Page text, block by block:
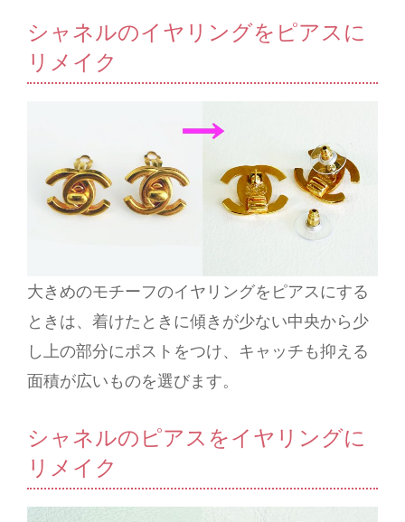
シャネルのイヤリングをピアスに
リメイク
大きめのモチーフのイヤリングをピアスにする
ときは、着けたときに傾きが少ない中央から少
し上の部分にポストをつけ、キャッチも抑える
面積が広いものを選びます。
シャネルのピアスをイヤリングに
リメイク